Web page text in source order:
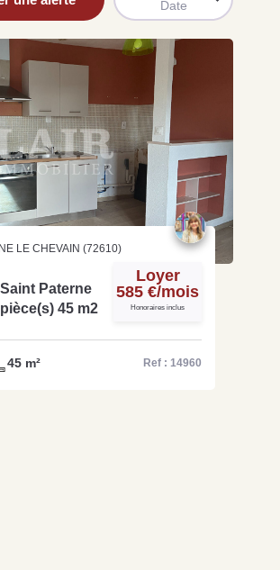
ligne.
votre estimation en
Date
LE CHEVAIN (72610)
Paterne
45 m2
Loyer
585 €/mois
Honoraires inclus
45 m² Ref : 14960